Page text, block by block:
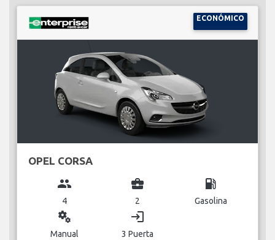
ECONÓMICO
OPEL CORSA
group
4
business_center
2
local_gas_station
Gasolina
miscellaneous_services
Manual
login
3 Puerta